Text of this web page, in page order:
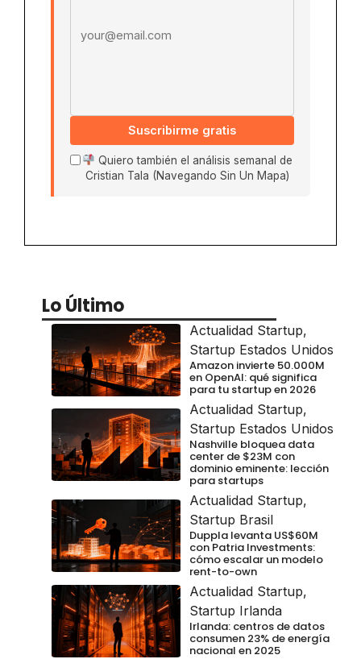
Suscribirme gratis
Quiero también el análisis semanal de
Cristian Tala (Navegando Sin Un Mapa)
Lo Último
Actualidad Startup,
Startup Estados Unidos
Amazon invierte 50.000M
en OpenAI: qué significa
para tu startup en 2026
Actualidad Startup,
Startup Estados Unidos
Nashville bloquea data
center de $23M con
dominio eminente: lección
para startups
Actualidad Startup,
Startup Brasil
Duppla levanta US$60M
con Patria Investments:
cómo escalar un modelo
rent-to-own
Actualidad Startup,
Startup Irlanda
Irlanda: centros de datos
consumen 23% de energía
nacional en 2025